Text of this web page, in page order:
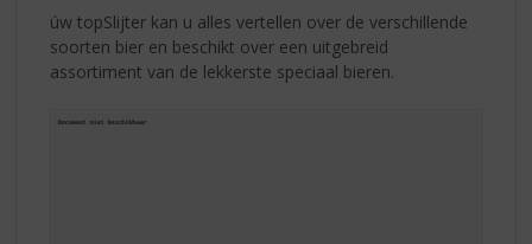
úw topSlijter kan u alles vertellen over de verschillende
soorten bier en beschikt over een uitgebreid
assortiment van de lekkerste speciaal bieren.